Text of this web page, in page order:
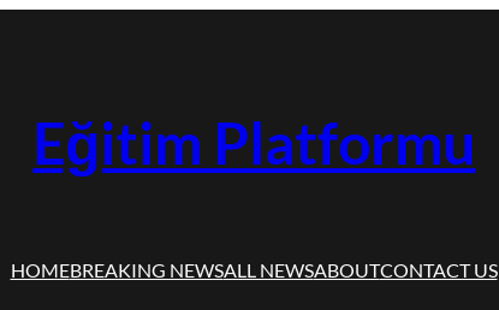
Eğitim Platformu
HOMEBREAKING NEWSALL NEWSABOUTCONTACT US